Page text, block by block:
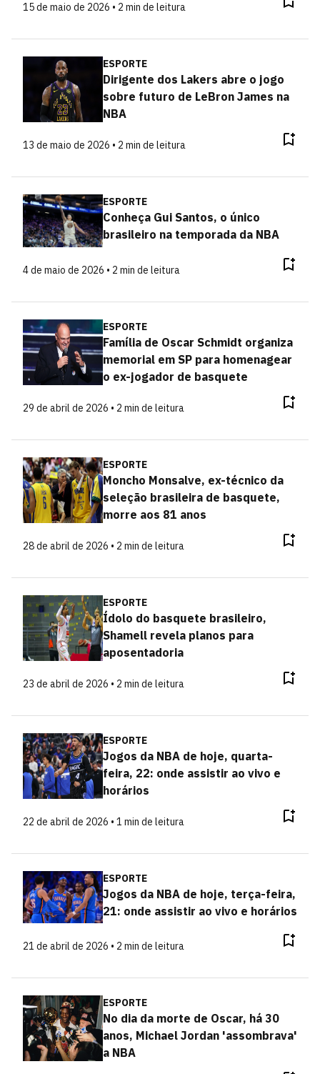
15 de maio de 2026 • 2 min de leitura
ESPORTE
Dirigente dos Lakers abre o jogo
sobre futuro de LeBron James na
NBA
13 de maio de 2026 • 2 min de leitura
ESPORTE
Conheça Gui Santos, o único
brasileiro na temporada da NBA
4 de maio de 2026 • 2 min de leitura
ESPORTE
Família de Oscar Schmidt organiza
memorial em SP para homenagear
o ex-jogador de basquete
29 de abril de 2026 • 2 min de leitura
ESPORTE
Moncho Monsalve, ex-técnico da
seleção brasileira de basquete,
morre aos 81 anos
28 de abril de 2026 • 2 min de leitura
ESPORTE
Ídolo do basquete brasileiro,
Shamell revela planos para
aposentadoria
23 de abril de 2026 • 2 min de leitura
ESPORTE
Jogos da NBA de hoje, quarta-
feira, 22: onde assistir ao vivo e
horários
22 de abril de 2026 • 1 min de leitura
ESPORTE
Jogos da NBA de hoje, terça-feira,
21: onde assistir ao vivo e horários
21 de abril de 2026 • 2 min de leitura
ESPORTE
No dia da morte de Oscar, há 30
anos, Michael Jordan 'assombrava'
a NBA